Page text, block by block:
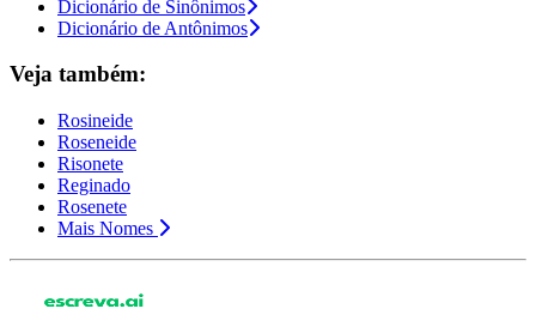
Dicionário de Sinônimos
Dicionário de Antônimos
Veja também:
Rosineide
Roseneide
Risonete
Reginado
Rosenete
Mais Nomes